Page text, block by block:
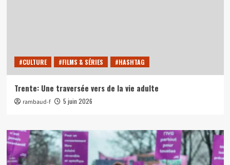
#CULTURE #FILMS & SÉRIES #HASHTAG
Trente: Une traversée vers de la vie adulte
rambaud-f 5 juin 2026